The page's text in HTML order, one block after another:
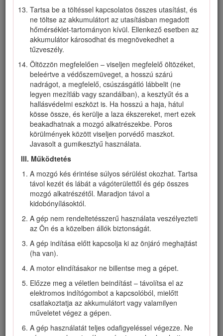
Tartsa be a töltéssel kapcsolatos összes utasítást, és
ne töltse az akkumulátort az utasításban megadott
hőmérséklet-tartományon kívül. Ellenkező esetben az
akkumulátor károsodhat és megnövekedhet a
tűzveszély.
Öltözzön megfelelően – viseljen megfelelő öltözéket,
beleértve a védőszemüveget, a hosszú szárú
nadrágot, a megfelelő, csúszásgátló lábbelit (ne
legyen mezítláb vagy szandálban), a kesztyűt és a
hallásvédelmi eszközt is. Ha hosszú a haja, hátul
kösse össze, és kerülje a laza ékszereket, mert ezek
beakadhatnak a mozgó alkatrészekbe. Poros
körülmények között viseljen porvédő maszkot.
Javasolt a gumikesztyű használata.
III. Működtetés
A mozgó kés érintése súlyos sérülést okozhat. Tartsa
távol kezét és lábát a vágóterülettől és gép összes
mozgó alkatrészétől. Maradjon távol a
kidobónyílásoktól.
A gép nem rendeltetésszerű használata veszélyezteti
az Ön és a közelben állók biztonságát.
A gép indítása előtt kapcsolja ki az önjáró meghajtást
(ha van).
A motor elindításakor ne billentse meg a gépet.
Előzze meg a véletlen beindítást – távolítsa el az
elektromos indítógombot a kapcsolóból, mielőtt
csatlakoztatja az akkumulátort vagy valamilyen
műveletet végez a gépen.
A gép használatát teljes odafigyeléssel végezze. Ne
FONTOS BIZTONSÁGI
UTASÍTÁSOK
FIGYELMEZTETÉS – Elektromos berendezés használata
során a tűz, áramütés vagy sérülés kockázatának
csökkentése érdekében mindig be kell tartani az alapvető
biztonsági óvintézkedéseket, ideértve az alábbiakat:
I. Képzés
A gép kezelője felelős minden, más személyeket érő
balesetért vagy a tulajdonukat érő kárért.
Ne engedjen gyermekeket dolgozni vagy játszani a
géppel, az akkumulátorral vagy az akkumulátortöltővel; a
kezelő életkorát helyi szabályozás korlátozhatja.
Ne engedje csökkent fizikai, érzékszervi vagy mentális
képességű, valamint tapasztalattal és ismeretekkel nem
rendelkező személynek a gép, az akkumulátor és az
akkumulátortöltő használatát, kivéve, ha utasításokat
vagy felügyeletet kapnak a biztonságos használatához,
és megértik a használat során felmerülő veszélyeket.
A gép, az akkumulátor és az akkumulátortöltő
használatának megkezdése előtt olvassa el az összes
utasítást és az adott terméken található figyelmeztető
jelzéseket.
Ismerkedjen meg a gép, az akkumulátor és az
akkumulátortöltő kezelőszerveivel és megfelelő
használatával.
II. Előkészületek
Tartsa távol a közelben tartózkodókat, különösen a
gyerekeket és kisállatokat a működtetési területtől.